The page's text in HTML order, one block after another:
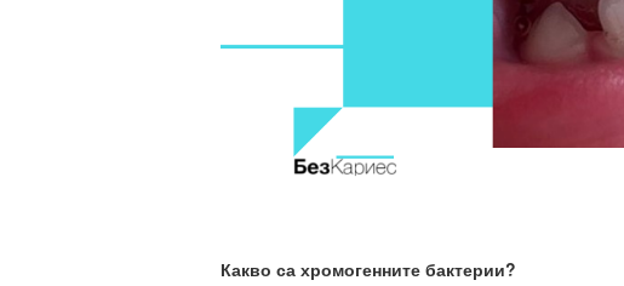
Какво са хромогенните бактерии?